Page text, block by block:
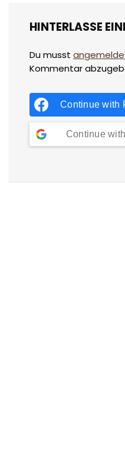
HINTERLASSE
Du musst
Kommentar
Continue with
Continue with